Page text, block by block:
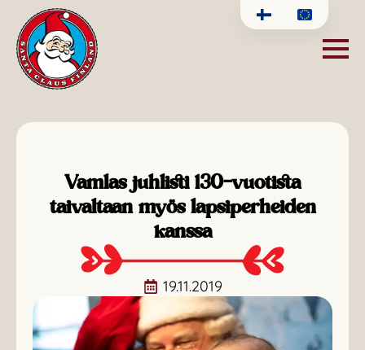
Vamlas juhlisti 130-vuotista
taivaltaan myös lapsiperheiden
kanssa
19.11.2019